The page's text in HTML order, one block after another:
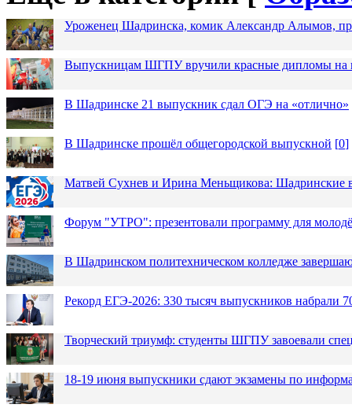
Уроженец Шадринска, комик Александр Алымов,
Выпускницам ШГПУ вручили красные дипломы на
В Шадринске 21 выпускник сдал ОГЭ на «отлично»
В Шадринске прошёл общегородской выпускной [0]
Матвей Сухнев и Ирина Меньщикова: Шадринские
Форум "УТРО": презентовали программу для
В Шадринском политехническом колледже
Рекорд ЕГЭ-2026: 330 тысяч выпускников набрали
Творческий триумф: студенты ШГПУ завоевали
18-19 июня выпускники сдают экзамены по